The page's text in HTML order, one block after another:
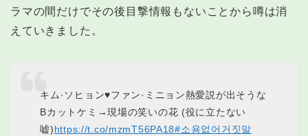
ラマの間だけでその後目撃情報もないことから噂は消
えていきました。
キム·ソヒョン♥ファン·ミニョン熱愛説が出そうな
Bカットケミ→現場の笑いの花 (役に立たない
嘘)https://t.co/mzmT56PA18#소용없어거짓말